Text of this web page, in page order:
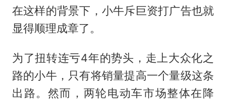
在这样的背景下，小牛斥巨资打广告也就
显得顺理成章了。
为了扭转连亏4年的势头，走上大众化之
路的小牛，只有将销量提高一个量级这条
出路。然而，两轮电动车市场整体在降